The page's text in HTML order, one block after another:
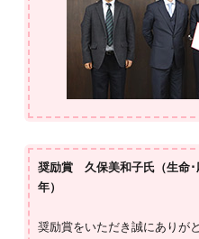
奨励賞 久保美和子氏（生命･
年）
奨励賞をいただき誠にありが